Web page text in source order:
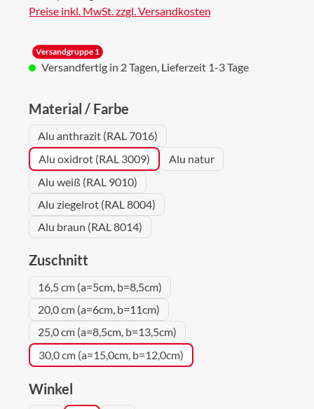
Preise inkl. MwSt. zzgl. Versandkosten
Versandgruppe 1
Versandfertig in 2 Tagen, Lieferzeit 1-3 Tage
Material / Farbe
Alu anthrazit (RAL 7016)
Alu oxidrot (RAL 3009)
Alu natur
Alu weiß (RAL 9010)
Alu ziegelrot (RAL 8004)
Alu braun (RAL 8014)
Zuschnitt
16,5 cm (a=5cm, b=8,5cm)
20,0 cm (a=6cm, b=11cm)
25,0 cm (a=8,5cm, b=13,5cm)
30,0 cm (a=15,0cm, b=12,0cm)
Winkel